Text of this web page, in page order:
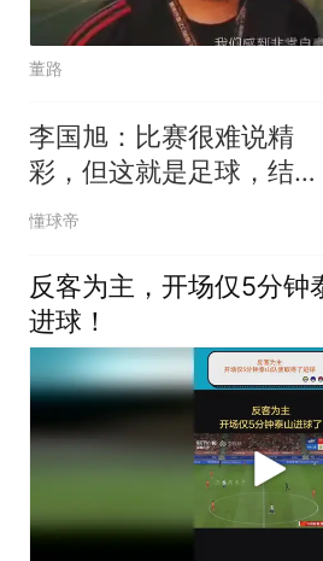
董路
李国旭：比赛很难说精
彩，但这就是足球，结果
对我们很重要
懂球帝
反客为主，开场仅5分钟
进球！